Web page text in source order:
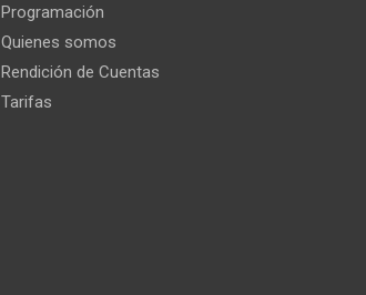
Programación
Quienes somos
Rendición de Cuentas
Tarifas